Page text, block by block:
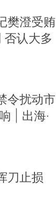
樊澄受贿
认大多
令扰动市
| 出海·
刀止损